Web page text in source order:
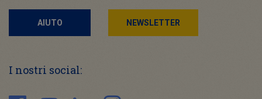
AIUTO NEWSLETTER
I nostri social: